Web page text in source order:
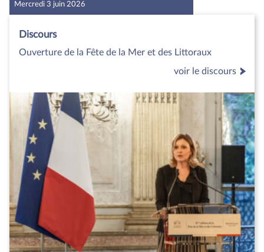
Mercredi 3 juin 2026
Discours
Ouverture de la Fête de la Mer et des Littoraux
voir le discours